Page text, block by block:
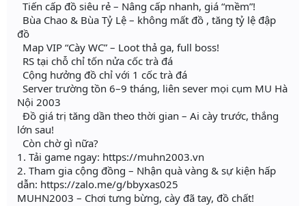
Tiến cấp đồ siêu rẻ – Nâng cấp nhanh, giá “mềm”!
Bùa Chao & Bùa Tỷ Lệ – không mất đồ , tăng tỷ lệ đập
đồ
Map VIP “Cày WC” – Loot thả ga, full boss!
RS tại chỗ chỉ tốn nửa cốc trà đá
Cộng hưởng đồ chỉ với 1 cốc trà đá
Server trường tồn 6–9 tháng, liên sever mọi cụm MU Hà
Nội 2003
Đồ giá trị tăng dần theo thời gian – Ai cày trước, thắng
lớn sau!
Còn chờ gì nữa?
1. Tải game ngay: https://muhn2003.vn
2. Tham gia cộng đồng – Nhận quà vàng & sự kiện hấp
dẫn: https://zalo.me/g/bbyxas025
MUHN2003 – Chơi tưng bừng, cày đã tay, đồ chất!